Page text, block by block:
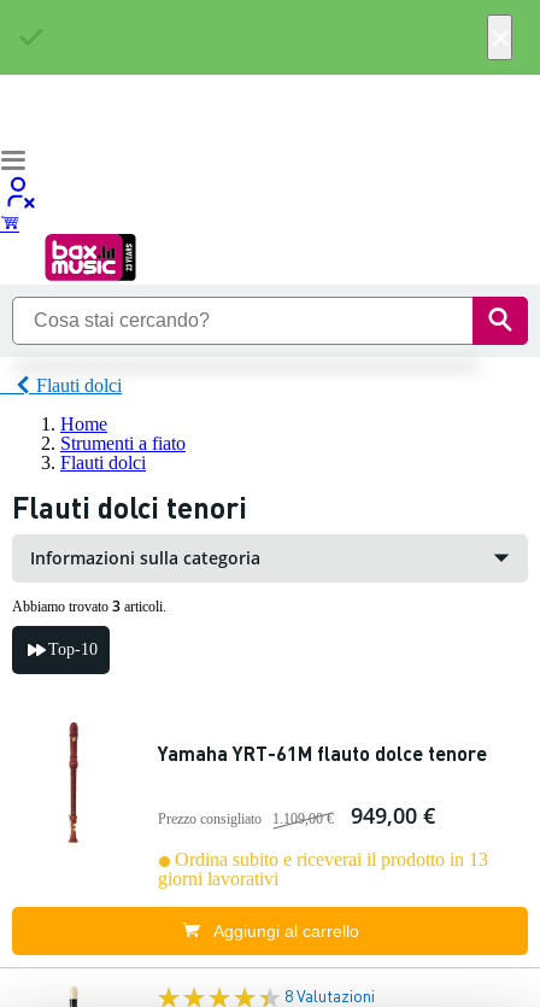
Flauti dolci
Home
Strumenti a fiato
Flauti dolci
Flauti dolci tenori
Informazioni sulla categoria
Abbiamo trovato 3 articoli.
Top-10
Yamaha YRT-61M flauto dolce tenore
Prezzo consigliato 1.109,00 € 949,00 €
Ordina subito e riceverai il prodotto in 13
giorni lavorativi
Aggiungi al carrello
8 Valutazioni